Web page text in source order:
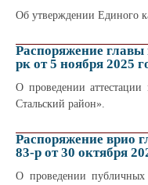
Об утверждении Единого
Распоряжение
рк от 5 ноября 2025
О проведении
Стальский район».
Распоряжение врио
83-р от 30 октября
О проведении публичных